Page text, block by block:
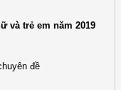
và trẻ em năm 2019
đề